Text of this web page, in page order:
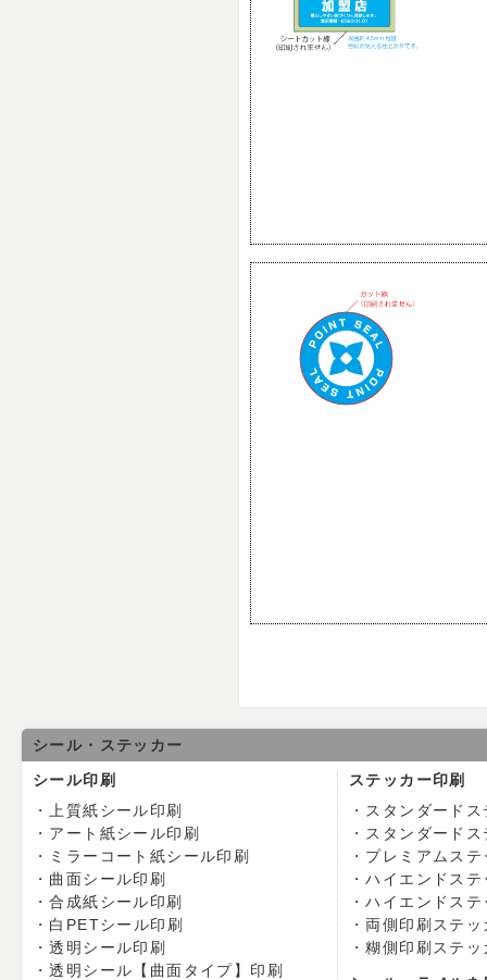
シール・ステッカー
シール印刷
上質紙シール印刷
アート紙シール印刷
ミラーコート紙シール印刷
曲面シール印刷
合成紙シール印刷
白PETシール印刷
透明シール印刷
透明シール【曲面タイプ】印刷
ステッカー印刷
スタンダード
スタンダード
プレミアムステ
ハイエンドステ
ハイエンドス
両側印刷ステッ
糊側印刷ステッ